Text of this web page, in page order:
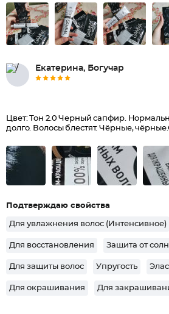
Екатерина, Богучар
Цвет: Тон 2.0 Черный сапфир.
долго. Волосы блестят. Чёрные,
Подтверждаю свойства
Для увлажнения волос (Интенсивное)
Для восстановления Защита от
Для защиты волос Упругость
Для окрашивания Для